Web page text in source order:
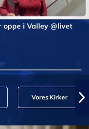
oppe i Valley @livet
Vores Kirker